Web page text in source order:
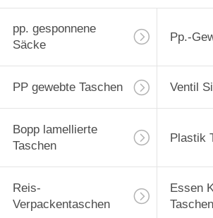
pp. gesponnene
Säcke
Pp.-
PP gewebte Taschen Ventil
Bopp lamellierte
Taschen
Plastik
Reis-
Verpackentaschen
Essen
Taschen